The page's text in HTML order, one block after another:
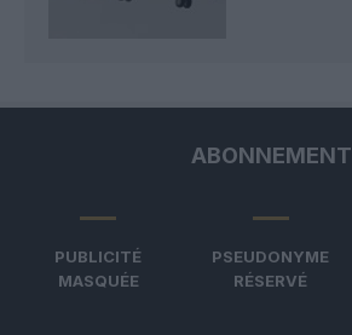
ABONNEMENT
PUBLICITÉ
MASQUÉE
PSEUDONYME
RÉSERVÉ